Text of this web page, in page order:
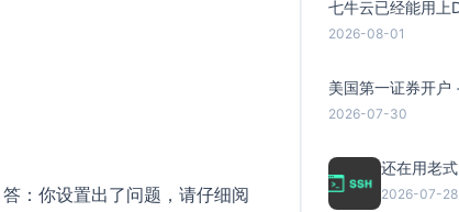
答：你设置出了问题，请仔细阅
2026-08-01
2026-07-30
2026-07-28